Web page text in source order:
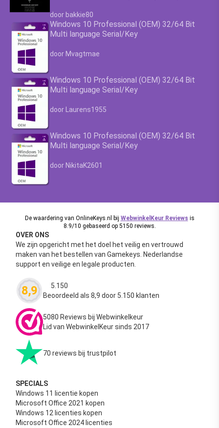
Waardering4.63
door bakkie80
Windows 10 Professional (OEM) 32/64 Bit
Multi language Serial/Key
Waardering4.63
door Mvagtmae
Windows 10 Professional (OEM) 32/64 Bit
Multi language Serial/Key
Waardering4.63uit 5
door Laurens1955
Windows 10 Professional (OEM) 32/64 Bit
Multi language Serial/Key
Waardering4.63
door NikitaK2601
De waardering van OnlineKeys.nl bij WebwinkelKeur Reviews is
8.9/10 gebaseerd op 5150 reviews.
OVER ONS
We zijn opgericht met het doel het veilig en vertrouwd
maken van het bestellen van Gamekeys. Nederlandse
support en veilige en legale producten.
8,9 Waardering
5.150
Beoordeeld als 8,9 door 5.150 klanten
5080 Reviews bij Webwinkelkeur
Lid van WebwinkelKeur sinds 2017
70 reviews bij trustpilot
SPECIALS
Windows 11 licentie kopen
Microsoft Office 2021 kopen
Windows 12 licenties kopen
Microsoft Office 2024 licenties